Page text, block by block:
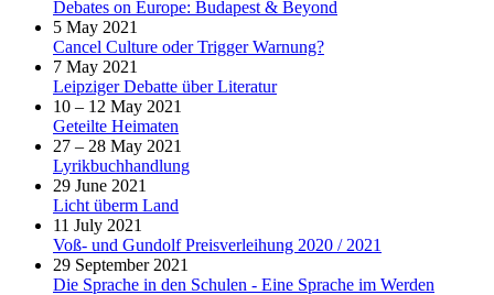
Debates on Europe: Budapest & Beyond
5 May 2021
Cancel Culture oder Trigger Warnung?
7 May 2021
Leipziger Debatte über Literatur
10 – 12 May 2021
Geteilte Heimaten
27 – 28 May 2021
Lyrikbuchhandlung
29 June 2021
Licht überm Land
11 July 2021
Voß- und Gundolf Preisverleihung 2020 / 2021
29 September 2021
Die Sprache in den Schulen - Eine Sprache im Werden